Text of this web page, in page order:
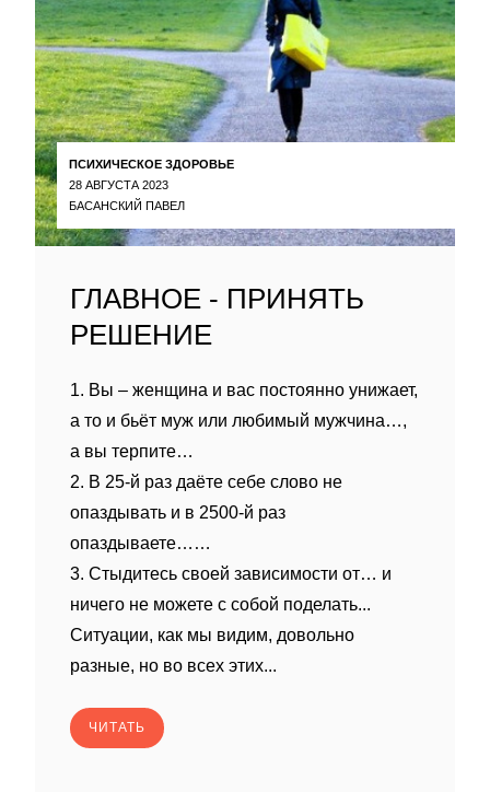
ПСИХИЧЕСКОЕ ЗДОРОВЬЕ
28 АВГУСТА 2023
БАСАНСКИЙ ПАВЕЛ
ГЛАВНОЕ - ПРИНЯТЬ
РЕШЕНИЕ
1. Вы – женщина и вас постоянно унижает,
а то и бьёт муж или любимый мужчина…,
а вы терпите…
2. В 25-й раз даёте себе слово не
опаздывать и в 2500-й раз
опаздываете……
3. Стыдитесь своей зависимости от… и
ничего не можете с собой поделать...
Ситуации, как мы видим, довольно
разные, но во всех этих...
ЧИТАТЬ